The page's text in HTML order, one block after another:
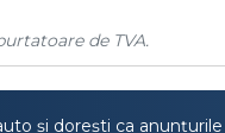
de TVA.
și dorești ca